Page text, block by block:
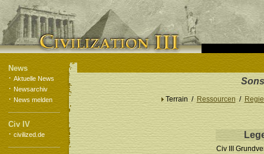
News
· Aktuelle News
· Newsarchiv
· News melden
Civ IV
· civilized.de
Terrain / Ressourcen /
Civ III